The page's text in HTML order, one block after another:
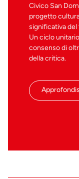
Civico San
progetto
significativa
Un ciclo
consenso di
della critica.